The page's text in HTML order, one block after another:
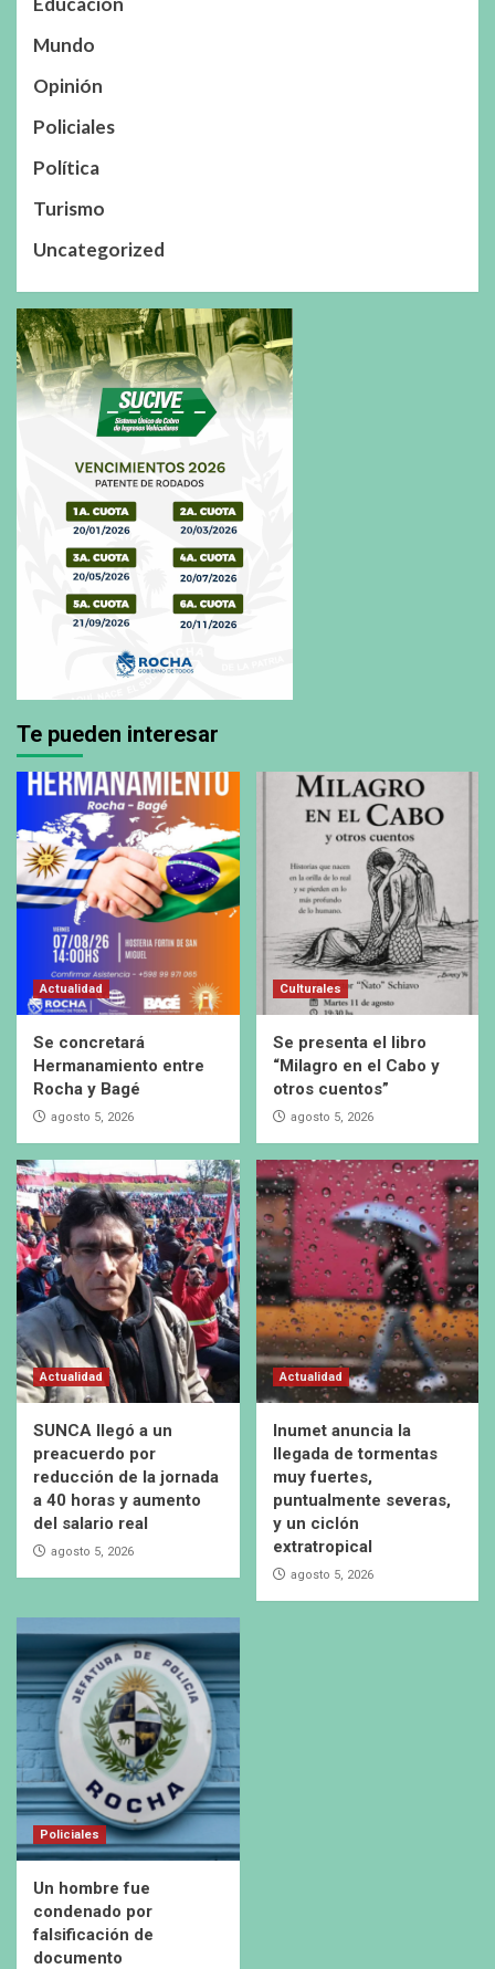
Mundo
Opinión
Policiales
Política
Turismo
Uncategorized
Te pueden interesar
Actualidad
Se concretará
Hermanamiento entre
Rocha y Bagé
agosto 5, 2026
Culturales
Se presenta el libro
“Milagro en el Cabo y
otros cuentos”
agosto 5, 2026
Actualidad
SUNCA llegó a un
preacuerdo por
reducción de la jornada
a 40 horas y aumento
del salario real
agosto 5, 2026
Actualidad
Inumet anuncia la
llegada de tormentas
muy fuertes,
puntualmente severas,
y un ciclón
extratropical
agosto 5, 2026
Policiales
Un hombre fue
condenado por
falsificación de
documento